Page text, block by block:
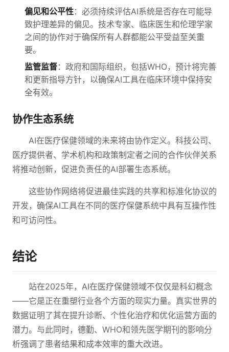
偏见和公平性：必须持续评估AI系统是否存在可能导
致护理差异的偏见。技术专家、临床医生和伦理学家
之间的协作对于确保所有人群都能公平受益至关重
要。
监管监督：政府和国际组织，包括WHO，预计将完善
和更新指导方针，以确保AI工具在临床环境中保持安
全有效。
协作生态系统
AI在医疗保健领域的未来将由协作定义。科技公司、
医疗提供者、学术机构和政策制定者之间的合作伙伴关系
将推动创新，促进负责任的AI部署生态系统。
这些协作网络将促进最佳实践的共享和标准化协议的
开发，确保AI工具在不同的医疗保健系统中具有互操作性
和可访问性。
结论
站在2025年，AI在医疗保健领域不仅仅是科幻概念
——它是正在重塑行业各个方面的现实力量。真实世界的
数据证明了其在提升诊断、个性化治疗和优化运营方面的
潜力。与此同时，德勤、WHO和领先医学期刊的影响分
析强调了患者结果和成本效率的重大改进。